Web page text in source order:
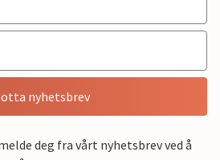
nyhetsbrev
deg fra vårt nyhetsbrev ved å